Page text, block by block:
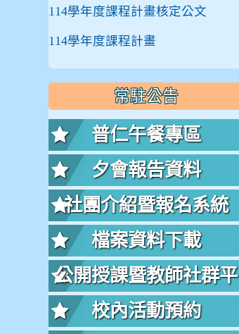
114學年度課程計畫核定公文
114學年度課程計畫
常駐公告
普仁午餐專區
夕會報告資料
社團介紹暨報名系統
檔案資料下載
公開授課暨教師社群平
台
校內活動預約